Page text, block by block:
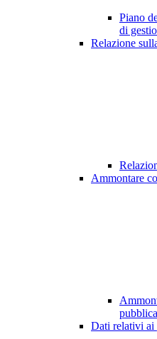
Piano
di
Relazione
Ammontare
Dati relativi ai